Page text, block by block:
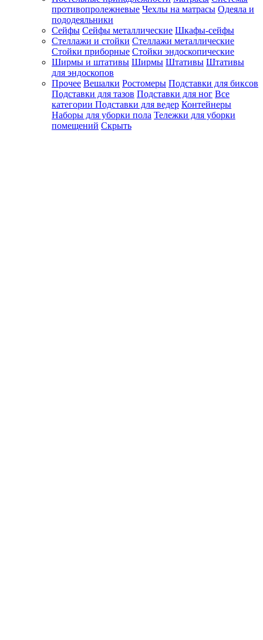
противопролежневые Чехлы на матрасы Одеяла и
пододеяльники
Сейфы Сейфы металлические Шкафы-сейфы
Стеллажи и стойки Стеллажи металлические
Стойки приборные Стойки эндоскопические
Ширмы и штативы Ширмы Штативы Штативы
для эндоскопов
Прочее Вешалки Ростомеры Подставки для биксов
Подставки для тазов Подставки для ног Все
категории Подставки для ведер Контейнеры
Наборы для уборки пола Тележки для уборки
помещений Скрыть